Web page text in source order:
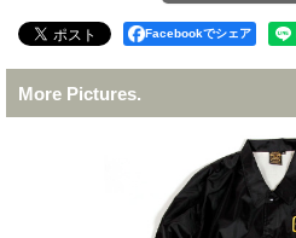
Facebookでシェア
More Pictures.